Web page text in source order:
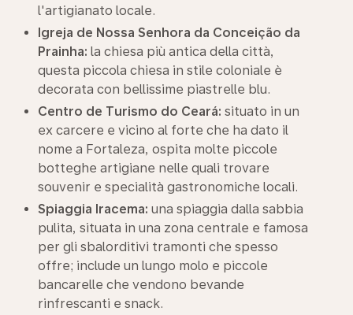
l'artigianato locale.
Igreja de Nossa Senhora da Conceição da
Prainha: la chiesa più antica della città,
questa piccola chiesa in stile coloniale è
decorata con bellissime piastrelle blu.
Centro de Turismo do Ceará: situato in un
ex carcere e vicino al forte che ha dato il
nome a Fortaleza, ospita molte piccole
botteghe artigiane nelle quali trovare
souvenir e specialità gastronomiche locali.
Spiaggia Iracema: una spiaggia dalla sabbia
pulita, situata in una zona centrale e famosa
per gli sbalorditivi tramonti che spesso
offre; include un lungo molo e piccole
bancarelle che vendono bevande
rinfrescanti e snack.